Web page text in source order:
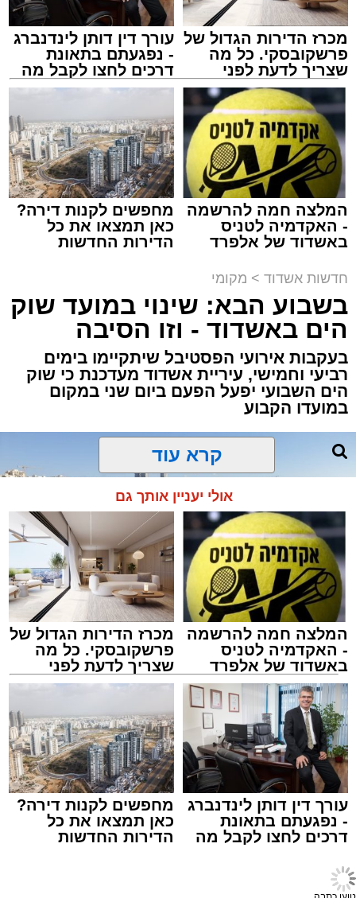
מעוניינים להגיב? לדווח ? צרו איתנו קשר במייל -
נתיבי ישראל
מערכת האתר / 18:19 06.08.26
תגים:אשדוד , נתיבי ישראל
חברת "נתיבי ישראל" הודיעה על ביצוע עבודות
תחזוקה ליליות במחלף אשדוד צפון שיימשכו
במשך שני לילות, בימים ראשון ושני, ה-9 וה-10
באוגוסט 2026, בין השעות 23:00 בלילה ועד
05:00 בבוקר למחרת.
לחידוש סימוני הדרך והתקנת עיני חתול, במטרה
לשפר את בטיחות הנסיעה עבור כלל משתמשי
בשל ביצוע העבודות, תבוצע חסימה הרמטית של
רמפות הכניסה ממחלף אשדוד צפון לכביש 4
לכיוון דרום, ולנוסעים לכיוון זה מומלץ להמשיך
בנסיעה דרך מחלף יבנה ולהצטרף משם לכביש 4,
תוך להיערך מראש ולהיעזר בישומוני הניווט.
מאגף שירות וקשרי קהילה בנתיבי ישראל נמסר כי
הם מתנצלים על אי-הנוחות הזמנית ומודים לציבור
על הסבלנות, וכי ניתן לקבל פרטים נוספים באתר
החברה בכתובתhttps://www.iroads.co.il
.
מעוניינים להגיב? לדווח ? צרו איתנו קשר במייל -
ASHDODS@ISNET.CO.IL
מכרז הדירות הגדול של
פרשקובסקי. כל מה
שצריך לדעת לפני
שמגישים הצעה לדירה
באשדוד
עורך דין דותן לינדנברג
- נפגעתם בתאונת
דרכים לחצו לקבל מה
שמגיע לכם
המלצה חמה להרשמה
- האקדמיה לטניס
באשדוד של אלפרד
מחפשים לקנות דירה?
כאן תמצאו את כל
הדירות החדשות
חדשות אשדוד > מקומי
בשבוע הבא: שינוי במועד שוק
הים באשדוד - וזו הסיבה
בעקבות אירועי הפסטיבל שיתקיימו בימים
רביעי וחמישי, עיריית אשדוד מעדכנת כי שוק
הים השבועי יפעל הפעם ביום שני במקום
במועדו הקבוע
שוק הים באשדוד
מערכת האתר / 18:15 06.08.26
תגים:
קרא עוד
אולי יעניין אותך גם
המלצה חמה להרשמה
- האקדמיה לטניס
באשדוד של אלפרד
קריאולנסקי - לילדים
מכרז הדירות הגדול של
פרשקובסקי. כל מה
שמגישים הצעה לדירה
באשדוד
עורך דין דותן לינדנברג
דרכים לחצו לקבל מה
שמגיע לכם
מחפשים לקנות דירה?